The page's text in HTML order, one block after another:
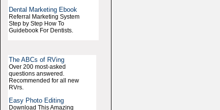
Dental Marketing Ebook
Referral Marketing System
Step by Step How To
Guidebook For Dentists.
The ABCs of RVing
Over 200 most-asked
questions answered.
Recommended for all new
RVrs.
Easy Photo Editing
Download This Amazing